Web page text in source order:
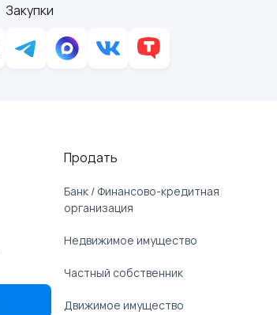
Закупки
Продать
Банк / Финансово-кредитная
организация
Недвижимое имущество
Частный собственник
Движимое имущество